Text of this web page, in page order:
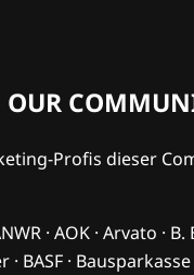
OUR
Profis dieser
· AOK · Arvato · B.
BASF ·